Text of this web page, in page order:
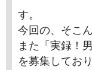
す。
今回の、そこ
また「実録！
を募集しており